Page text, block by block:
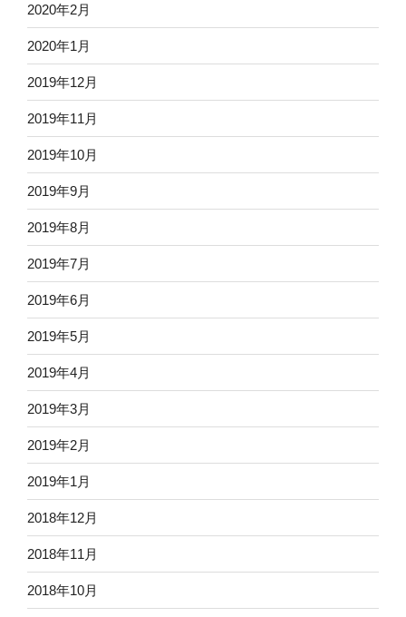
2020年2月
2020年1月
2019年12月
2019年11月
2019年10月
2019年9月
2019年8月
2019年7月
2019年6月
2019年5月
2019年4月
2019年3月
2019年2月
2019年1月
2018年12月
2018年11月
2018年10月